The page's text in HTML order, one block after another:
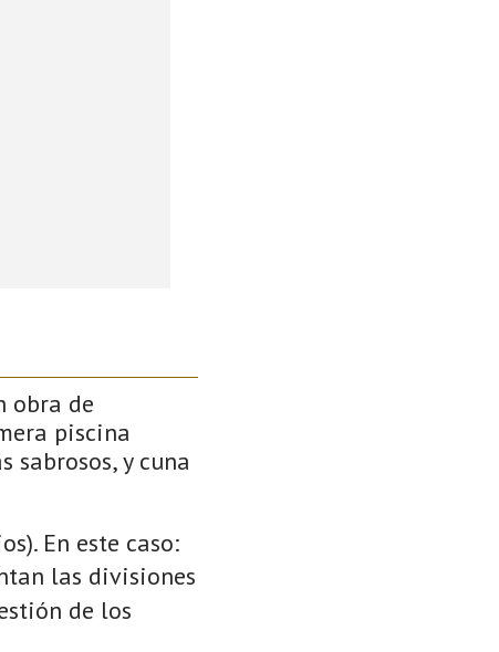
obra de
piscina
sabrosos, y cuna
En este caso:
las divisiones
de los